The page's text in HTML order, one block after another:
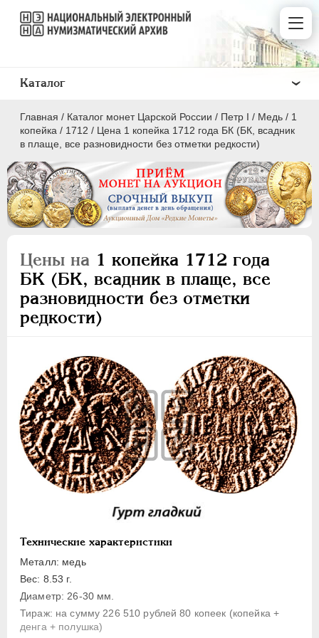
Главная / Каталог монет Царской России / Пeтр I / Медь / 1
копейка / 1712 / Цена 1 копейка 1712 года БК (БК, всадник
в плаще, все разновидности без отметки редкости)
Цены на 1 копейка 1712 года
БК (БК, всадник в плаще, все
разновидности без отметки
редкости)
Технические характеристики
Металл: медь
Вес: 8.53 г.
Диаметр: 26-30 мм.
Тираж: на сумму 226 510 рублей 80 копеек (копейка +
денга + полушка)
Каталог
ПEТР I 1699 - 1725
Серебро
Медь
5 копеек
1 копейка
Полушка
Полполушки
Пробные
Для Речи Посполитой
Монетовидные жетоны
ЕКАТЕРИНА I 1725-1727
АННА ИОАННОВНА 1730-1740
ИОАНН АНТОНОВИЧ 1740-1741
ЕЛИЗАВЕТА
ПЕТР III 1762-1762
ЕКАТЕРИНА II 1762-1796
ПАВЕЛ I 1796-1801